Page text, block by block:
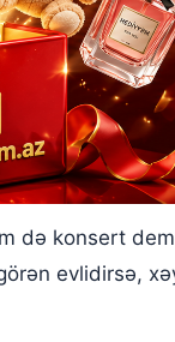
də konsert
evlidirsə,